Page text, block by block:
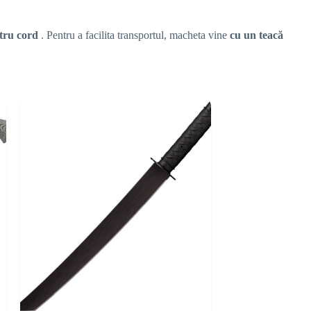
cord . Pentru a facilita transportul, macheta vine cu un teacă